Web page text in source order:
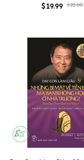
Khôn Ngoan
$19.99 $23.00